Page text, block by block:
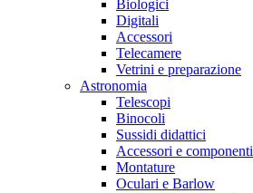
Biologici
Digitali
Accessori
Telecamere
Vetrini e preparazione
Astronomia
Telescopi
Binocoli
Sussidi didattici
Accessori e componenti
Montature
Oculari e Barlow